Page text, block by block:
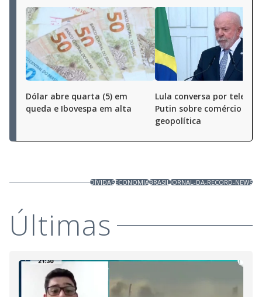
Dólar abre quarta (5) em
queda e Ibovespa em alta
Lula conversa por
Putin sobre comércio e
geopolítica
DÍVIDASECONOMIABRASILJORNAL-DA-RECORD-NEWS
Últimas